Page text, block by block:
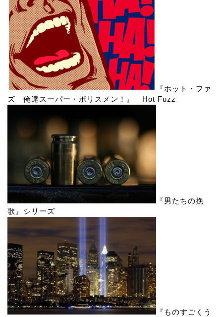
『ホット・ファ
ズ 俺達スーパー・ポリスメン！』 Hot Fuzz
『男たちの挽
歌』シリーズ
『ものすごくう